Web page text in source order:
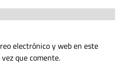
electrónico y web en este
que comente.